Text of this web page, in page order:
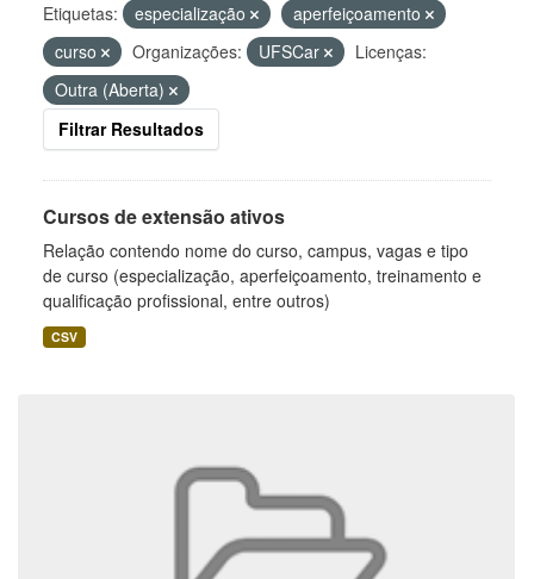
Etiquetas: especialização
aperfeiçoamento
curso
Organizações: UFSCar
Licenças:
Outra (Aberta)
Filtrar Resultados
Cursos de extensão ativos
Relação contendo nome do curso, campus, vagas e tipo
de curso (especialização, aperfeiçoamento, treinamento e
qualificação profissional, entre outros)
CSV